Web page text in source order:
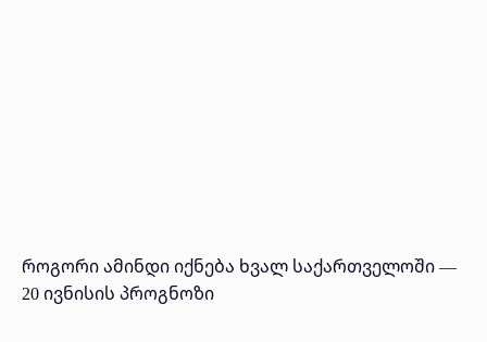
როგორი ამინდი იქნება ხვალ საქართველოში —
20 ივნისის პროგნოზი